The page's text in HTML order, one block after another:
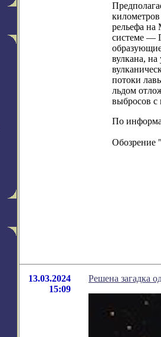
рельефа на
системе —
вулкана,
потоки
льдом
выбросов
По
Обозрение
13.03.2024
15:09
Решена загадка